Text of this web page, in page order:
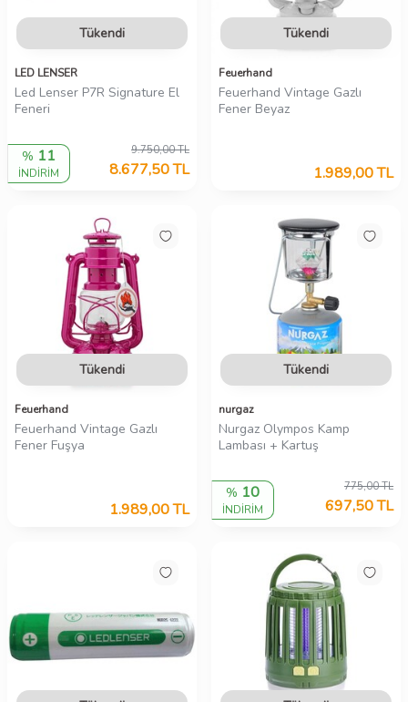
Tükendi
LED LENSER
Led Lenser P7R Signature El
Feneri
% 11
İNDİRİM
9.750,00TL
8.677,50TL
Tükendi
Feuerhand
Feuerhand Vintage Gazlı
Fener Beyaz
1.989,00TL
Tükendi
Feuerhand
Feuerhand Vintage Gazlı
Fener Fuşya
1.989,00TL
Tükendi
nurgaz
Nurgaz Olympos Kamp
Lambası + Kartuş
% 10
İNDİRİM
775,00TL
697,50TL